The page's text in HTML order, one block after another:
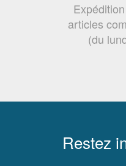
articles
(du
Restez